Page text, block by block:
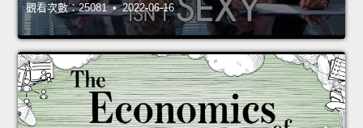
觀看次數：25081 • 2022-06-16